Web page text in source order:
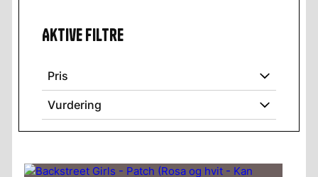
Aktive filtre
Pris
Vurdering